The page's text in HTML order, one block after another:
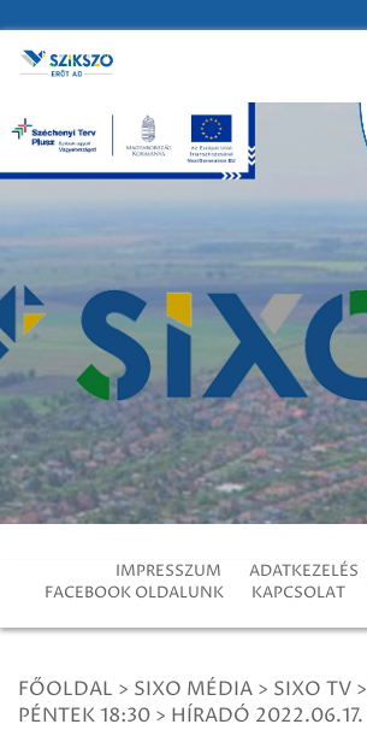
IMPRESSZUM ADATKEZELÉS
FACEBOOK OLDALUNK
KAPCSOLAT
FŐOLDAL > SIXO MÉDIA > SIXO TV >
PÉNTEK 18:30 > HÍRADÓ 2022.06.17.